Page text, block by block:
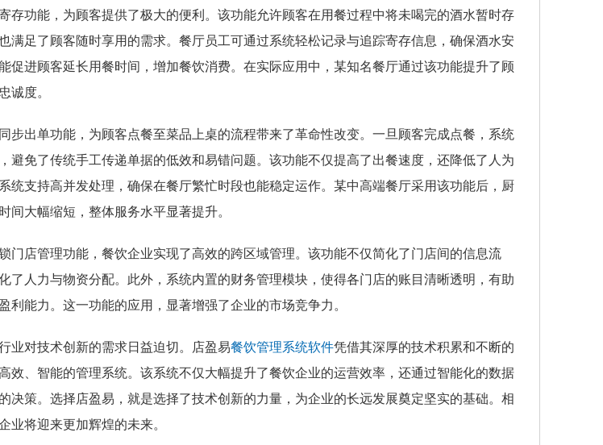
存功能，为顾客提供了极大的便利。该功能允许顾客在用餐过程中将未喝完的酒水暂时存
满足了顾客随时享用的需求。餐厅员工可通过系统轻松记录与追踪寄存信息，确保酒水安
促进顾客延长用餐时间，增加餐饮消费。在实际应用中，某知名餐厅通过该功能提升了顾
诚度。
步出单功能，为顾客点餐至菜品上桌的流程带来了革命性改变。一旦顾客完成点餐，系统
避免了传统手工传递单据的低效和易错问题。该功能不仅提高了出餐速度，还降低了人为
统支持高并发处理，确保在餐厅繁忙时段也能稳定运作。某中高端餐厅采用该功能后，厨
间大幅缩短，整体服务水平显著提升。
门店管理功能，餐饮企业实现了高效的跨区域管理。该功能不仅简化了门店间的信息流
了人力与物资分配。此外，系统内置的财务管理模块，使得各门店的账目清晰透明，有助
利能力。这一功能的应用，显著增强了企业的市场竞争力。
业对技术创新的需求日益迫切。店盈易餐饮管理系统软件凭借其深厚的技术积累和不断的
效、智能的管理系统。该系统不仅大幅提升了餐饮企业的运营效率，还通过智能化的数据
决策。选择店盈易，就是选择了技术创新的力量，为企业的长远发展奠定坚实的基础。相
业将迎来更加辉煌的未来。